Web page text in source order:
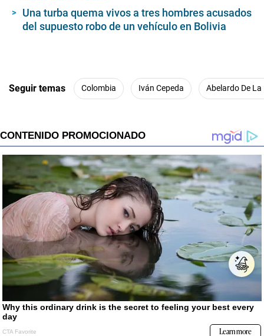
Una turba quema vivos a tres hombres acusados
del supuesto robo de un vehículo en Bolivia
Seguir temas Colombia Iván Cepeda Abelardo De La